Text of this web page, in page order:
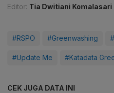
Editor: Tia Dwitiani Komalasari
#RSPO #Greenwashing
#Update Me #Katadata
CEK JUGA DATA INI